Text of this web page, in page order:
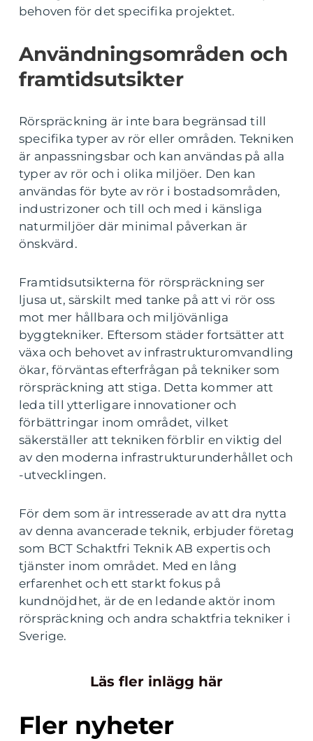
behoven för det specifika projektet.
Användningsområden och
framtidsutsikter
Rörspräckning är inte bara begränsad till
specifika typer av rör eller områden. Tekniken
är anpassningsbar och kan användas på alla
typer av rör och i olika miljöer. Den kan
användas för byte av rör i bostadsområden,
industrizoner och till och med i känsliga
naturmiljöer där minimal påverkan är
önskvärd.
Framtidsutsikterna för rörspräckning ser
ljusa ut, särskilt med tanke på att vi rör oss
mot mer hållbara och miljövänliga
byggtekniker. Eftersom städer fortsätter att
växa och behovet av infrastrukturomvandling
ökar, förväntas efterfrågan på tekniker som
rörspräckning att stiga. Detta kommer att
leda till ytterligare innovationer och
förbättringar inom området, vilket
säkerställer att tekniken förblir en viktig del
av den moderna infrastrukturunderhållet och
-utvecklingen.
För dem som är intresserade av att dra nytta
av denna avancerade teknik, erbjuder företag
som BCT Schaktfri Teknik AB expertis och
tjänster inom området. Med en lång
erfarenhet och ett starkt fokus på
kundnöjdhet, är de en ledande aktör inom
rörspräckning och andra schaktfria tekniker i
Sverige.
Läs fler inlägg här
Fler nyheter